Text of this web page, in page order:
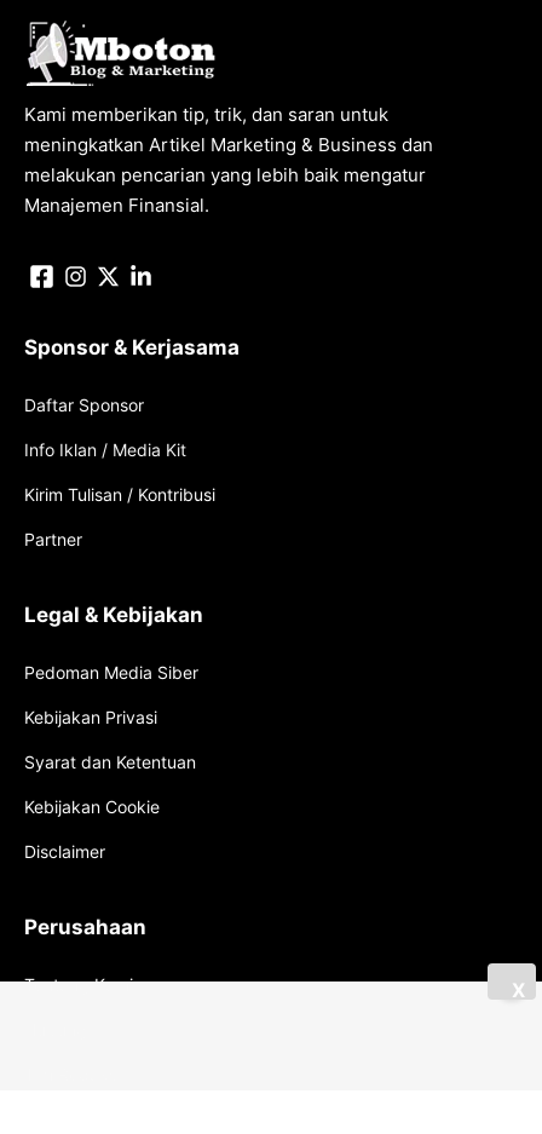
Kami memberikan tip, trik, dan saran untuk
meningkatkan Artikel Marketing & Business dan
melakukan pencarian yang lebih baik mengatur
Manajemen Finansial.
Sponsor & Kerjasama
Daftar Sponsor
Info Iklan / Media Kit
Kirim Tulisan / Kontribusi
Partner
Legal & Kebijakan
Pedoman Media Siber
Kebijakan Privasi
Syarat dan Ketentuan
Kebijakan Cookie
Disclaimer
Perusahaan
Tentang Kami X